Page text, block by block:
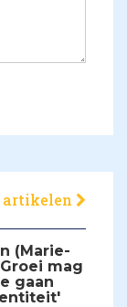
(Marie-
mag
gaan